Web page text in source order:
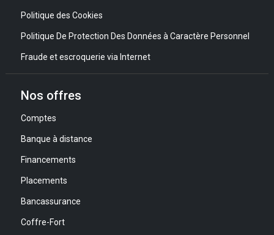
Politique des Cookies
Politique De Protection Des Données à Caractère Personnel
Fraude et escroquerie via Internet
Nos offres
Comptes
Banque à distance
Financements
Placements
Bancassurance
Coffre-Fort